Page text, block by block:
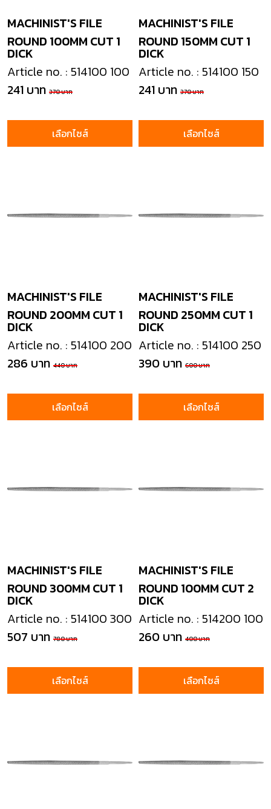
DICK
MACHINIST'S FILE
ROUND 100MM CUT 1
Article no. : 514100 100
241 บาท 370 บาท
เลือกไซส์
DICK
MACHINIST'S FILE
ROUND 150MM CUT 1
Article no. : 514100 150
241 บาท 370 บาท
เลือกไซส์
DICK
MACHINIST'S FILE
ROUND 200MM CUT 1
Article no. : 514100 200
286 บาท 440 บาท
เลือกไซส์
DICK
MACHINIST'S FILE
ROUND 250MM CUT 1
Article no. : 514100 250
390 บาท 600 บาท
เลือกไซส์
DICK
MACHINIST'S FILE
ROUND 300MM CUT 1
Article no. : 514100 300
507 บาท 780 บาท
เลือกไซส์
DICK
MACHINIST'S FILE
ROUND 100MM CUT 2
Article no. : 514200 100
260 บาท 400 บาท
เลือกไซส์